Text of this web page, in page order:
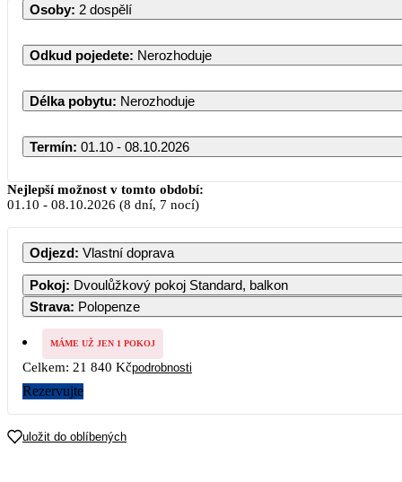
Osoby: 2 dospělí
Odkud pojedete: Nerozhoduje
Délka pobytu: Nerozhoduje
Termín: 01.10 - 08.10.2026
PO
5
19
Nejlepší možnost v tomto období:
01.10 - 08.10.2026 (8 dní, 7 nocí)
Odjezd: Vlastní doprava
Pokoj: Dvoulůžkový pokoj Standard, balkon
Strava: Polopenze
MÁME UŽ JEN 1 POKOJ
Celkem: 21 840 Kčpodrobnosti
Rezervujte
uložit do oblíbených